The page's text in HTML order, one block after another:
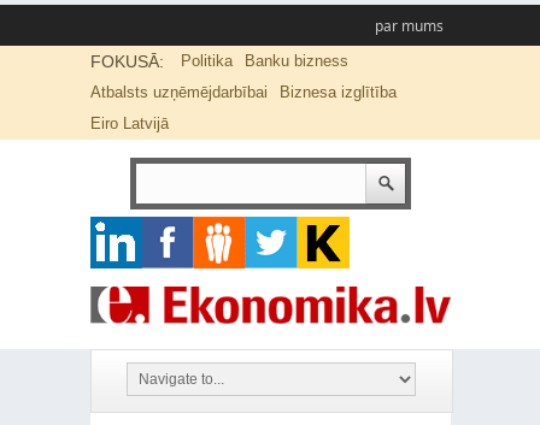
par mums
FOKUSĀ: Politika
Banku bizness
Atbalsts uzņēmējdarbībai
Biznesa izglītība
Eiro Latvijā